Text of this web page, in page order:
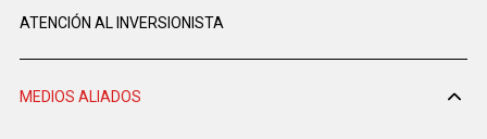
ATENCIÓN AL INVERSIONISTA
MEDIOS ALIADOS